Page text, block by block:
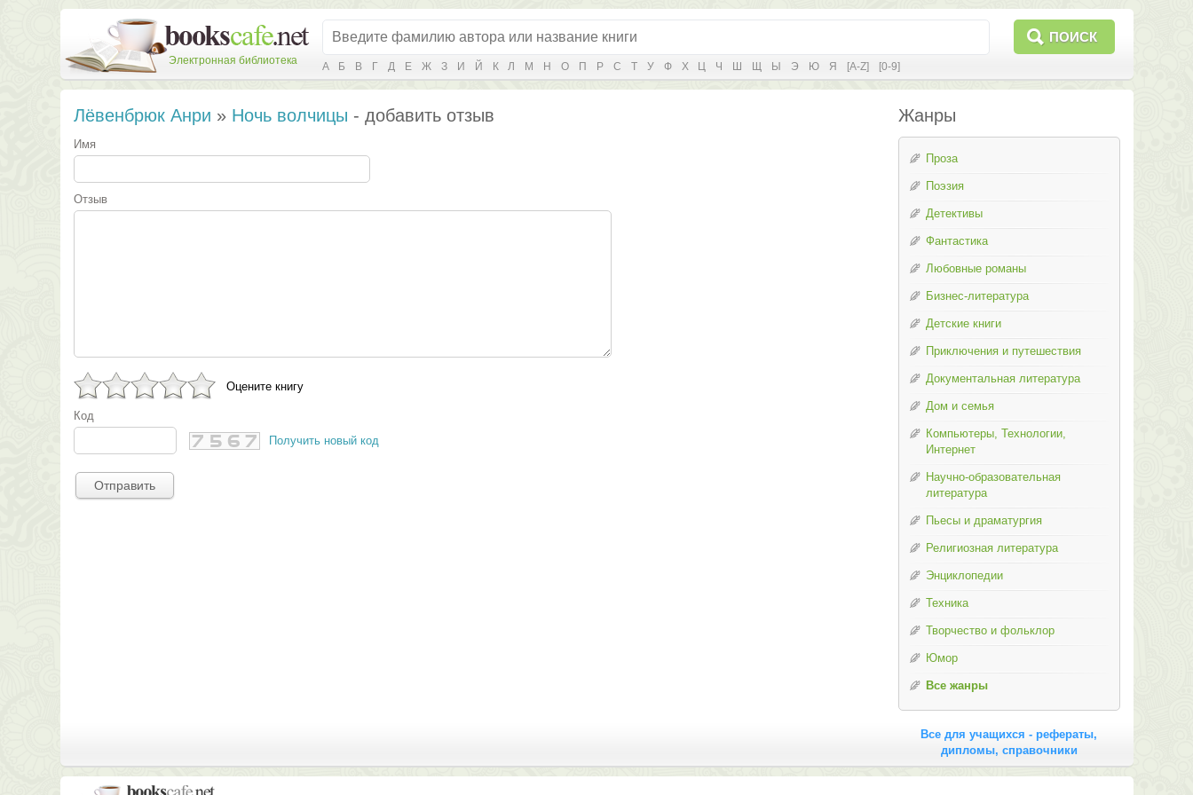
Электронная библиотека
ПОИСК
А Б В Г Д Е Ж З И Й К Л М Н О П Р С Т У Ф Х Ц Ч Ш Щ Ы Э Ю Я [A-Z] [0-9]
Лёвенбрюк Анри » Ночь волчицы - добавить отзыв
Имя
Отзыв
Оцените книгу
Код
Получить новый код
Отправить
Жанры
Проза
Поэзия
Детективы
Фантастика
Любовные романы
Бизнес-литература
Детские книги
Приключения и путешествия
Документальная литература
Дом и семья
Компьютеры, Технологии,
Интернет
Научно-образовательная
литература
Пьесы и драматургия
Религиозная литература
Энциклопедии
Техника
Творчество и фольклор
Юмор
Все жанры
Все для учащихся - рефераты,
дипломы, справочники